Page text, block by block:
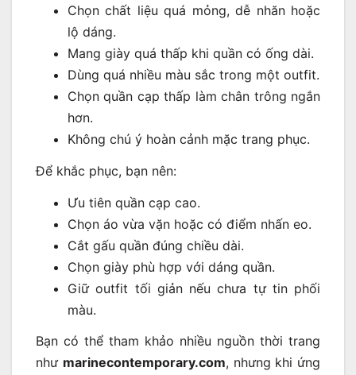
Chọn chất liệu quá mỏng, dễ nhăn hoặc
lộ dáng.
Mang giày quá thấp khi quần có ống dài.
Dùng quá nhiều màu sắc trong một outfit.
Chọn quần cạp thấp làm chân trông ngắn
hơn.
Không chú ý hoàn cảnh mặc trang phục.
Để khắc phục, bạn nên:
Ưu tiên quần cạp cao.
Chọn áo vừa vặn hoặc có điểm nhấn eo.
Cắt gấu quần đúng chiều dài.
Chọn giày phù hợp với dáng quần.
Giữ outfit tối giản nếu chưa tự tin phối
màu.
Bạn có thể tham khảo nhiều nguồn thời trang
như marinecontemporary.com, nhưng khi ứng